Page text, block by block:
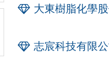
大東樹脂化學
志宸科技有限